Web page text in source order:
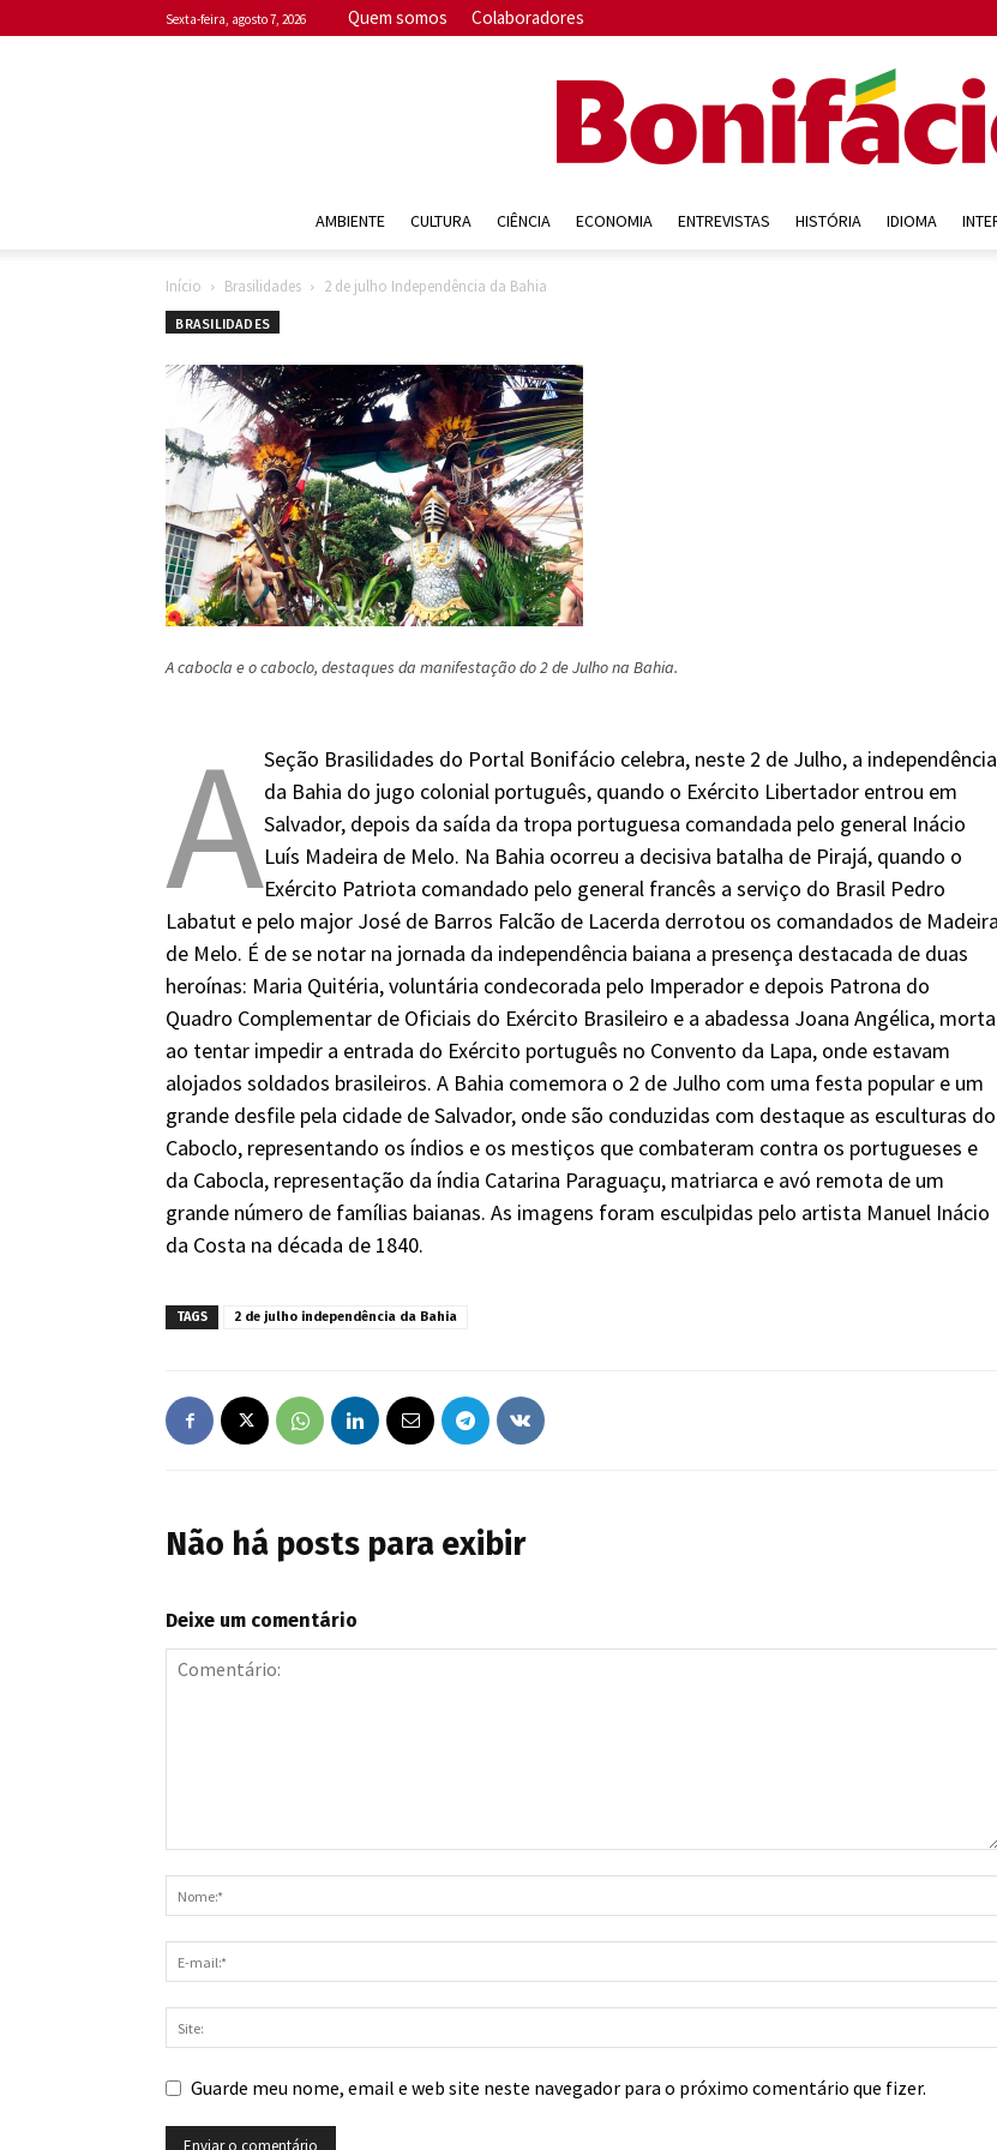
sexta-feira, agosto 7, 2026 Quem somos Colaboradores
AMBIENTE CULTURA CIÊNCIA ECONOMIA ENTREVISTAS HISTÓRIA IDIOMA
Início Brasilidades 2 de julho Independência da Bahia
BRASILIDADES
A cabocla e o caboclo, destaques da manifestação do 2 de Julho na Bahia.
ASeção Brasilidades do Portal Bonifácio celebra, neste 2 de Julho, a independência
da Bahia do jugo colonial português, quando o Exército Libertador entrou em
Salvador, depois da saída da tropa portuguesa comandada pelo general Inácio
Luís Madeira de Melo. Na Bahia ocorreu a decisiva batalha de Pirajá, quando o
Exército Patriota comandado pelo general francês a serviço do Brasil Pedro
Labatut e pelo major José de Barros Falcão de Lacerda derrotou os comandados de Madeira
de Melo. É de se notar na jornada da independência baiana a presença destacada de duas
heroínas: Maria Quitéria, voluntária condecorada pelo Imperador e depois Patrona do
Quadro Complementar de Oficiais do Exército Brasileiro e a abadessa Joana Angélica, morta
ao tentar impedir a entrada do Exército português no Convento da Lapa, onde estavam
alojados soldados brasileiros. A Bahia comemora o 2 de Julho com uma festa popular e um
grande desfile pela cidade de Salvador, onde são conduzidas com destaque as esculturas do
Caboclo, representando os índios e os mestiços que combateram contra os portugueses e
da Cabocla, representação da índia Catarina Paraguaçu, matriarca e avó remota de um
grande número de famílias baianas. As imagens foram esculpidas pelo artista Manuel Inácio
da Costa na década de 1840.
TAGS 2 de julho independência da Bahia
Não há posts para exibir
Deixe um comentário
Guarde meu nome, email e web site neste navegador para o próximo comentário que fizer.